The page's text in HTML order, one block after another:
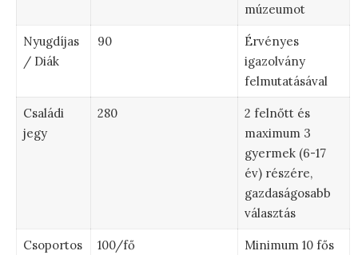
múzeumot
Nyugdíjas
/ Diák
90
Érvényes
igazolvány
felmutatásával
Családi
jegy
280
2 felnőtt és
maximum 3
gyermek (6-17
év) részére,
gazdaságosabb
választás
Csoportos
100/fő
Minimum 10 fős